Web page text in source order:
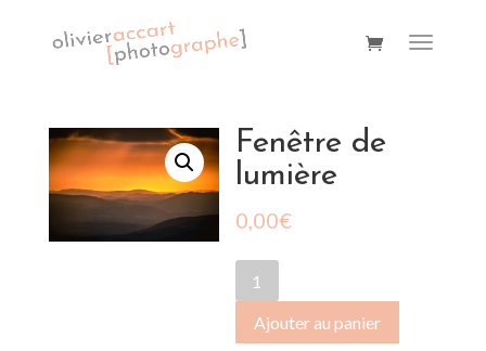
Fenêtre de
lumière
0,00€
de
Fenêtre
de
Ajouter au panier